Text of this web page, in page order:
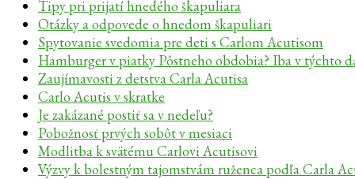
Tipy pri prijatí hnedého škapuliara
Otázky a odpovede o hnedom škapuliari
Spytovanie svedomia pre deti s Carlom Acutisom
Hamburger v piatky Pôstneho obdobia? Iba v týchto
Zaujímavosti z detstva Carla Acutisa
Carlo Acutis v skratke
Je zakázané postiť sa v nedeľu?
Pobožnosť prvých sobôt v mesiaci
Modlitba k svätému Carlovi Acutisovi
Výzvy k bolestným tajomstvám ruženca podľa Carla